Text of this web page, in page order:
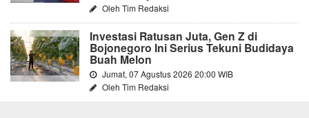
Oleh Tim Redaksi
Investasi Ratusan Juta, Gen Z di
Bojonegoro Ini Serius Tekuni Budidaya
Buah Melon
Jumat, 07 Agustus 2026 20:00 WIB
Oleh Tim Redaksi